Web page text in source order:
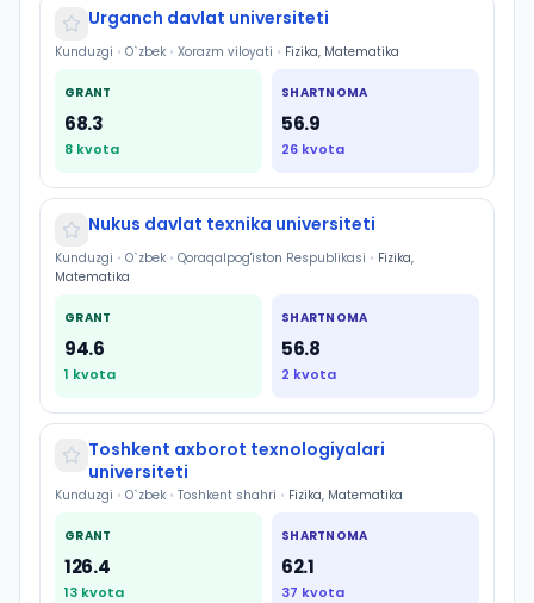
Urganch davlat universiteti
Kunduzgi • O`zbek • Xorazm viloyati • Fizika, Matematika
GRANT
68.3
8 kvota
SHARTNOMA
56.9
26 kvota
Nukus davlat texnika universiteti
Kunduzgi • O`zbek • Qoraqalpog'iston Respublikasi • Fizika,
Matematika
GRANT
94.6
1 kvota
SHARTNOMA
56.8
2 kvota
Toshkent axborot texnologiyalari
universiteti
Kunduzgi • O`zbek • Toshkent shahri • Fizika, Matematika
GRANT
126.4
13 kvota
SHARTNOMA
62.1
37 kvota